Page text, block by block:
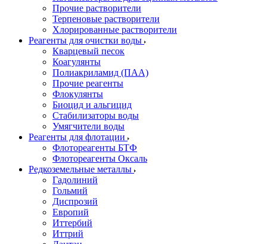
Прочие растворители
Терпеновые растворители
Хлорированные растворители
Реагенты для очистки воды
Кварцевый песок
Коагулянты
Полиакриламид (ПАА)
Прочие реагенты
Флокулянты
Биоцид и альгицид
Стабилизаторы воды
Умягчители воды
Реагенты для флотации
Флотореагенты БТФ
Флотореагенты Оксаль
Редкоземельные металлы
Гадолиний
Гольмий
Диспрозий
Европий
Иттербий
Иттрий